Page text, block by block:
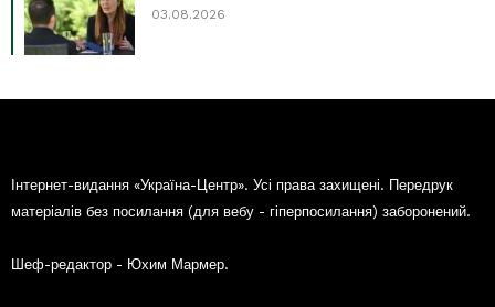
03.08.2026
Інтернет-видання «Україна-Центр». Усі права захищені. Передрук
матеріалів без посилання (для вебу - гіперпосилання) заборонений.
Шеф-редактор - Юхим Мармер.